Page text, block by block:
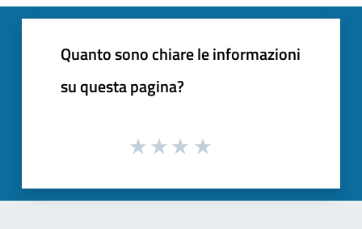
Quanto sono chiare le informazioni
su questa pagina?